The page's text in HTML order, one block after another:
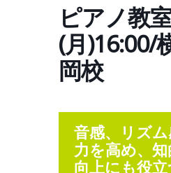
ピアノ教
(月)16:00/
岡校
音感、リズ
力を高め、
向上にも役立